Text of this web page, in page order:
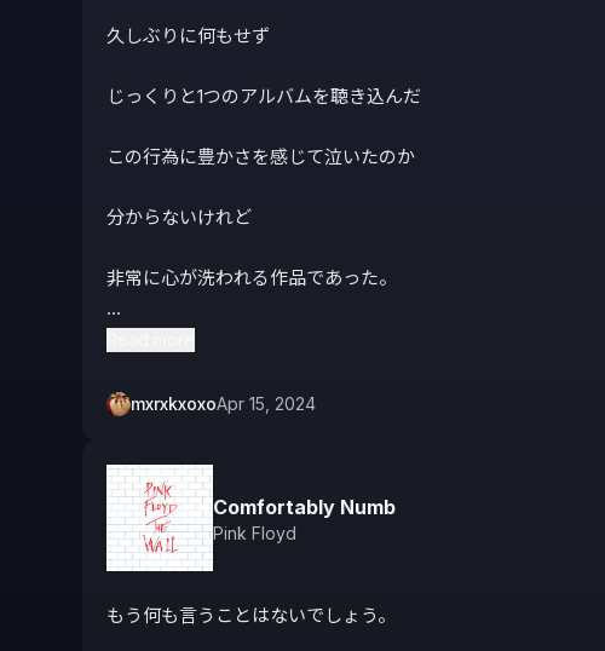
久しぶりに何もせず
じっくりと1つのアルバムを聴き込んだ
この行為に豊かさを感じて泣いたのか
分からないけれど
非常に心が洗われる作品であった。
なんちゃらヘルツの、こんな癒し効果があるよ！って曲や音を
それを感じた。
mxrxkxoxoApr 15, 2024
Comfortably Numb
Pink Floyd
もう何も言うことはないでしょう。